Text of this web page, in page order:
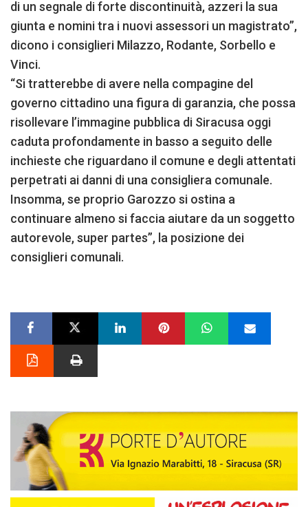
di un segnale di forte discontinuità, azzeri la sua
giunta e nomini tra i nuovi assessori un magistrato”,
dicono i consiglieri Milazzo, Rodante, Sorbello e
Vinci.
“Si tratterebbe di avere nella compagine del
governo cittadino una figura di garanzia, che possa
risollevare l’immagine pubblica di Siracusa oggi
caduta profondamente in basso a seguito delle
inchieste che riguardano il comune e degli attentati
perpetrati ai danni di una consigliera comunale.
Insomma, se proprio Garozzo si ostina a
continuare almeno si faccia aiutare da un soggetto
autorevole, super partes”, la posizione dei
consiglieri comunali.